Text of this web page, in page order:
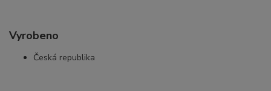
Vyrobeno
Česká republika